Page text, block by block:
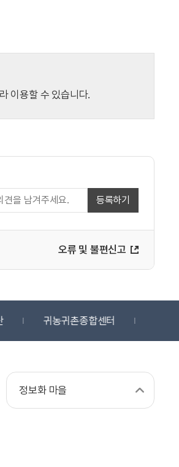
이용할 수 있습니다.
등록하기
오류 및 불편신고
귀농귀촌종합센터
정보화 마을